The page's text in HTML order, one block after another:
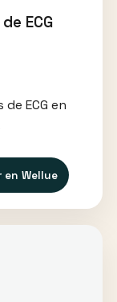
ECG
ECG en
en Wellue